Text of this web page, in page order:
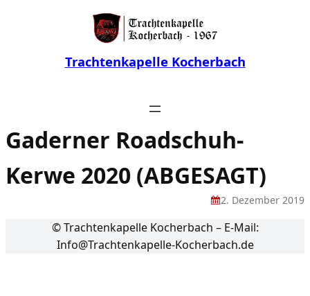
Trachtenkapelle Kocherbach
Gaderner Roadschuh-
Kerwe 2020 (ABGESAGT)
2. Dezember 2019
© Trachtenkapelle Kocherbach – E-Mail:
Info@Trachtenkapelle-Kocherbach.de